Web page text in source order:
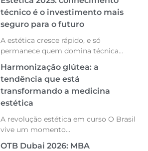
técnico é o investimento mais
seguro para o futuro
A estética cresce rápido, e só
permanece quem domina técnica...
Harmonização glútea: a
tendência que está
transformando a medicina
estética
A revolução estética em curso O Brasil
vive um momento...
OTB Dubai 2026: MBA